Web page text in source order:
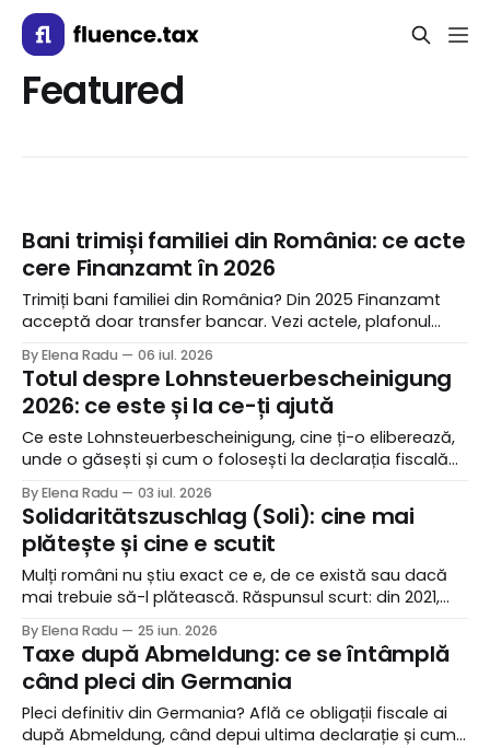
Featured
Bani trimiși familiei din România: ce acte
cere Finanzamt în 2026
Trimiți bani familiei din România? Din 2025 Finanzamt
acceptă doar transfer bancar. Vezi actele, plafonul
By Elena Radu 06 iul. 2026
Totul despre Lohnsteuerbescheinigung
2026: ce este și la ce-ți ajută
Ce este Lohnsteuerbescheinigung, cine ți-o eliberează,
unde o găsești și cum o folosești la declarația fiscală
By Elena Radu 03 iul. 2026
Solidaritätszuschlag (Soli): cine mai
plătește și cine e scutit
Mulți români nu știu exact ce e, de ce există sau dacă
mai trebuie să-l plătească. Răspunsul scurt: din 2021,
deloc. Dar există excepții importante și dacă ești printre
ele, merită să știi.
By Elena Radu 25 iun. 2026
Taxe după Abmeldung: ce se întâmplă
când pleci din Germania
Pleci definitiv din Germania? Află ce obligații fiscale ai
după Abmeldung, când depui ultima declarație și cum